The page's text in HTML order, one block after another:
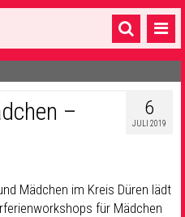
6
JULI 2019
–
Mädchen im Kreis Düren lädt
für Mädchen